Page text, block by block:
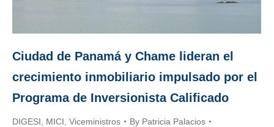
Ciudad de Panamá y Chame lideran el
crecimiento inmobiliario impulsado por el
Programa de Inversionista Calificado
DIGESI MICI Viceministros By Patricia Palacios